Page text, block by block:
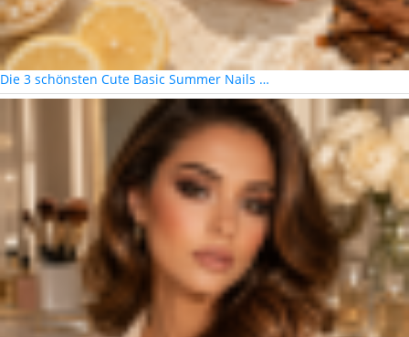
Die 3 schönsten Cute Basic Summer Nails …